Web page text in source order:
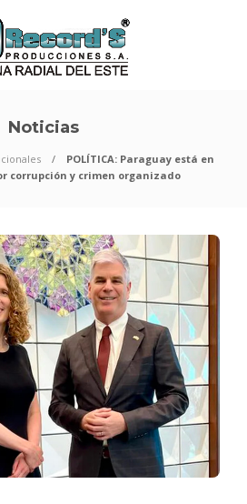
Noticias
POLÍTICA: Paraguay está en
corrupción y crimen organizado